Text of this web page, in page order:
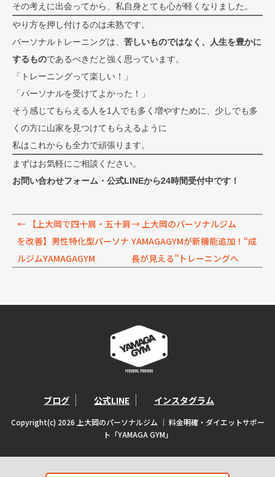
その考えに出会ってから、私自身とても心が軽くなりました。
やり方を押し付けるのは未熟です。
パーソナルトレーニングは、苦しいものではなく、人生を豊かに
するものであるべきだと強く思っています。
「トレーニングって楽しい！」
「パーソナルを受けてよかった！」
そう感じてもらえる人を1人でも多く増やすために、少しでも多
くの方に山家を見つけてもらえるように
私はこれからも全力で頑張ります。
まずはお気軽にご相談ください。
お問い合わせフォーム・公式LINEから24時間受付中です！
← 【上大岡で四十肩・五十肩
を改善】男性特化型パーソナ
ルジムYAMAGAGYM
→ 上大岡のパーソナルジム
YAMAGAGYMが新機能追加！“成
長が見える”トレーニングへ
ブログ 公式LINE インスタグラム
Copyright(c) 2026 上大岡のパーソナルジム ｜ 料金明確・ダイエットサポー
ト「YAMAGA GYM」